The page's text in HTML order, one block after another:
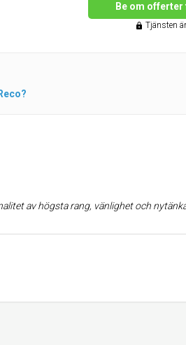
Be om
Tjänsten
bl.a. dränering av en svår tomt, samt terassbygge och grävande av stora stenkistor. Även stor markberedning och